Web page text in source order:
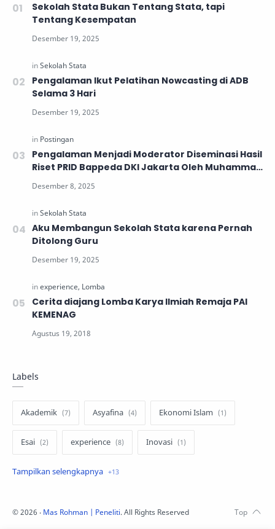
Sekolah Stata Bukan Tentang Stata, tapi
Tentang Kesempatan
Pengalaman Ikut Pelatihan Nowcasting di ADB
Selama 3 Hari
Pengalaman Menjadi Moderator Diseminasi Hasil
Riset PRID Bappeda DKI Jakarta Oleh Muhammad
Abdul Rohman
Aku Membangun Sekolah Stata karena Pernah
Ditolong Guru
Cerita diajang Lomba Karya Ilmiah Remaja PAI
KEMENAG
Labels
Akademik Asyafina Ekonomi Islam
Esai experience Inovasi
Intensive Course Program
©2026 ‧ Mas Rohman | Peneliti. All Rights Reserved